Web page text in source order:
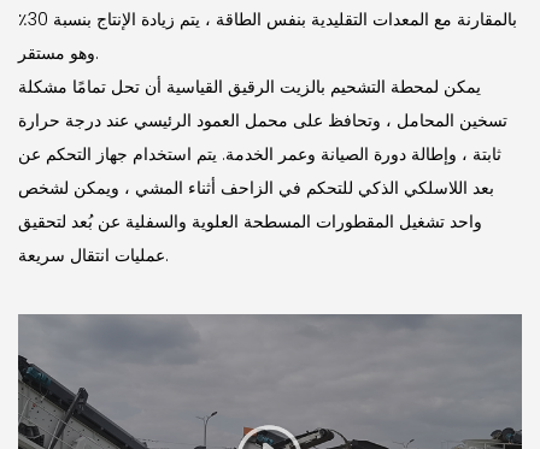
بالمقارنة مع المعدات التقليدية بنفس الطاقة ، يتم زيادة الإنتاج بنسبة 30٪
وهو مستقر.
يمكن لمحطة التشحيم بالزيت الرقيق القياسية أن تحل تمامًا مشكلة
تسخين المحامل ، وتحافظ على محمل العمود الرئيسي عند درجة حرارة
ثابتة ، وإطالة دورة الصيانة وعمر الخدمة. يتم استخدام جهاز التحكم عن
بعد اللاسلكي الذكي للتحكم في الزاحف أثناء المشي ، ويمكن لشخص
واحد تشغيل المقطورات المسطحة العلوية والسفلية عن بُعد لتحقيق
عمليات انتقال سريعة.